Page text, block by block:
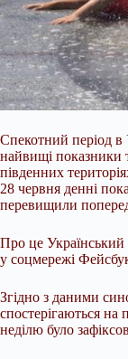
Спекотний період в
найвищі показники
південних
28 червня денні
перевищили
Про це Український
у соцмережі
Згідно з даними
спостерігаються на
неділю було